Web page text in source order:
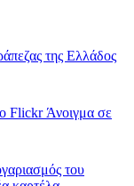
της Ελλάδος
FlickrΆνοιγμα σε
του